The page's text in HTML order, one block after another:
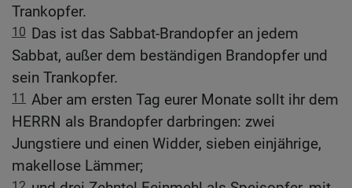
Trankopfer.
10 Das ist das Sabbat-Brandopfer an jedem
Sabbat, außer dem beständigen Brandopfer und
sein Trankopfer.
11 Aber am ersten Tag eurer Monate sollt ihr dem
HERRN als Brandopfer darbringen: zwei
Jungstiere und einen Widder, sieben einjährige,
makellose Lämmer;